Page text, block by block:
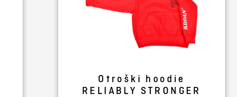
Otroški hoodie
RELIABLY STRONGER